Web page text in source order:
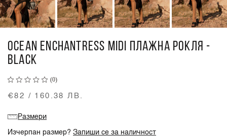
OCEAN ENCHANTRESS MIDI ПЛАЖНА РОКЛЯ -
BLACK
(0)
€82 / 160.38 ЛВ.
Размери
Изчерпан размер?Запиши се за наличност